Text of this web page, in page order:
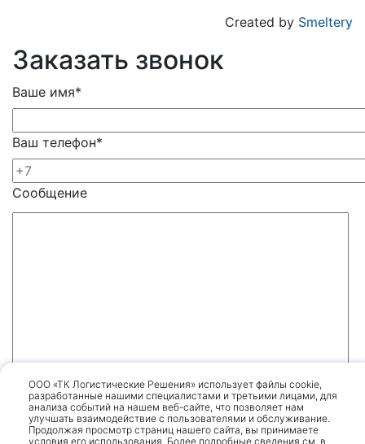
ООО «ТК Логистические Решения» использует файлы cookie,
разработанные нашими специалистами и третьими лицами, для
анализа событий на нашем веб-сайте, что позволяет нам
улучшать взаимодействие с пользователями и обслуживание.
Продолжая просмотр страниц нашего сайта, вы принимаете
условия его использования. Более подробные сведения см. в
Created by Smeltery
Заказать звонок
Ваше имя*
Ваш телефон*
Сообщение
Я даю согласие на обработкуперсональных